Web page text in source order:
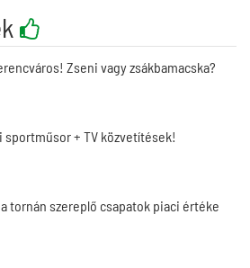
Zseni vagy zsákbamacska?
sportműsor + TV közvetítések!
tornán szereplő csapatok piaci értéke